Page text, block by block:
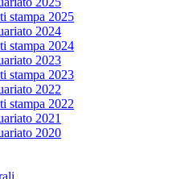
stampa 2025
2024
stampa 2024
2023
stampa 2023
2022
stampa 2022
2021
2020